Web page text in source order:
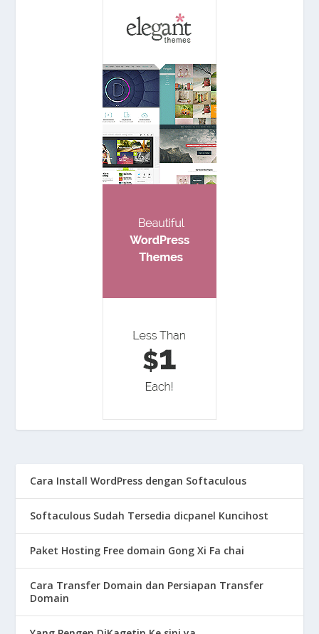
Cara Install WordPress dengan Softaculous
Softaculous Sudah Tersedia dicpanel Kuncihost
Paket Hosting Free domain Gong Xi Fa chai
Cara Transfer Domain dan Persiapan Transfer
Domain